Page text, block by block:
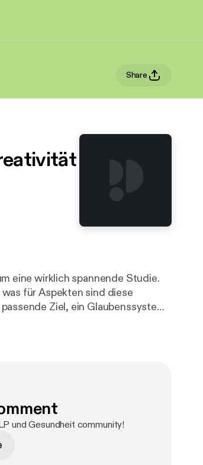
Share
eine wirklich spannende Studie.
für Aspekten sind diese
Ziel, ein Glaubenssystem,
und Gesundheit community!